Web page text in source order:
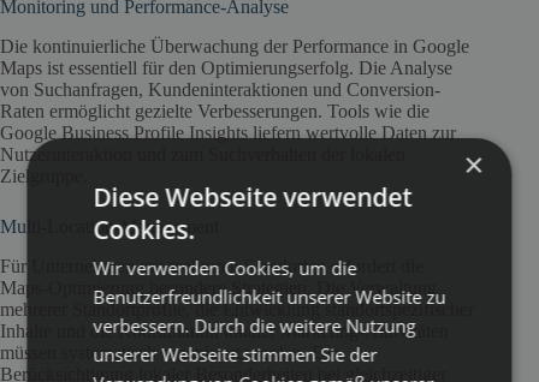
Monitoring und Performance-Analyse
Die kontinuierliche Überwachung der Performance in Google
Maps ist essentiell für den Optimierungserfolg. Die Analyse
von Suchanfragen, Kundeninteraktionen und Conversion-
Raten ermöglicht gezielte Verbesserungen. Tools wie die
Google Business Profile Insights liefern wertvolle Daten zur
Nutzerinteraktion und zum Suchverhalten der lokalen
Zielgruppe.
Multi-Location-Management
Für Unternehmen mit mehreren Standorten erfordert die
Maps-Optimierung besondere Strategien. Die Verwaltung
mehrerer Standortprofile, die Entwicklung standortspezifischer
Inhalte und die Koordination lokaler Marketing-Aktivitäten
müssen systematisch organisiert werden. Die
Berücksichtigung lokaler Besonderheiten bei gleichzeitiger
×
Diese Webseite verwendet
Cookies.
Wir verwenden Cookies, um die
Benutzerfreundlichkeit unserer Website zu
verbessern. Durch die weitere Nutzung
unserer Webseite stimmen Sie der